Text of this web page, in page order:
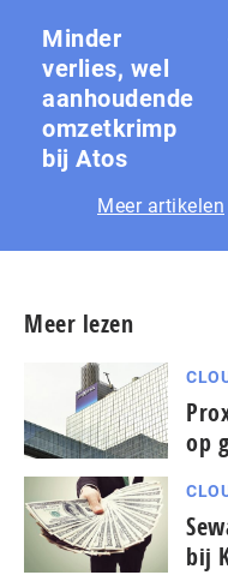
Minder
verlies, wel
aanhoudende
omzetkrimp
bij Atos
Meer artikelen
Meer lezen
op
bij